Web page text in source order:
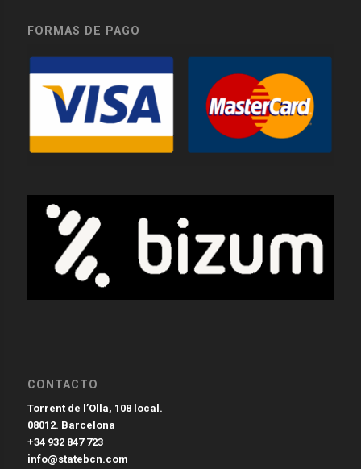
FORMAS DE PAGO
CONTACTO
Torrent de l’Olla, 108 local.
08012. Barcelona
+34 932 847 723
info@statebcn.com